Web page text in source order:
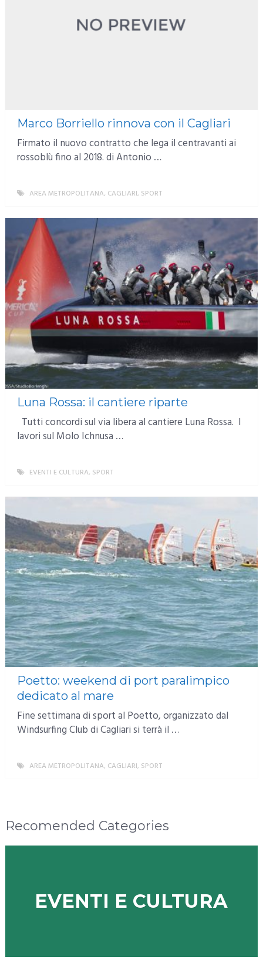
Marco Borriello rinnova con il Cagliari
Firmato il nuovo contratto che lega il centravanti ai
rossoblù fino al 2018. di Antonio …
AREA METROPOLITANA, CAGLIARI, SPORT
Luna Rossa: il cantiere riparte
Tutti concordi sul via libera al cantiere Luna Rossa. I
lavori sul Molo Ichnusa …
EVENTI E CULTURA, SPORT
Poetto: weekend di port paralimpico
dedicato al mare
Fine settimana di sport al Poetto, organizzato dal
Windsurfing Club di Cagliari si terrà il …
AREA METROPOLITANA, CAGLIARI, SPORT
Recomended Categories
EVENTI E CULTURA